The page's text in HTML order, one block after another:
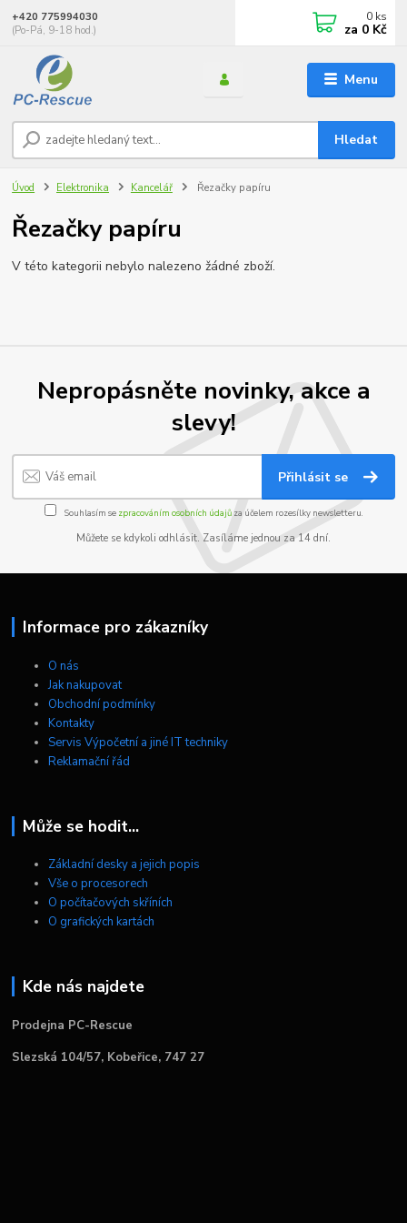
Menu
Hledat
+420 775994030
(Po-Pá, 9-18 hod.)
0 ks
za 0 Kč
Úvod Elektronika Kancelář Řezačky papíru
Řezačky papíru
V této kategorii nebylo nalezeno žádné zboží.
Nepropásněte novinky, akce a
slevy!
Přihlásit se
Souhlasím se zpracováním osobních údajůza účelem rozesílky newsletteru.
Můžete se kdykoli odhlásit. Zasíláme jednou za 14 dní.
Informace pro zákazníky
O nás
Jak nakupovat
Obchodní podmínky
Kontakty
Servis Výpočetní a jiné IT techniky
Reklamační řád
Může se hodit...
Základní desky a jejich popis
Vše o procesorech
O počítačových skříních
O grafických kartách
Kde nás najdete
Prodejna PC-Rescue
Slezská 104/57, Kobeřice, 747 27